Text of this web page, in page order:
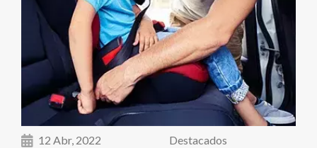
12 Abr, 2022 Destacados